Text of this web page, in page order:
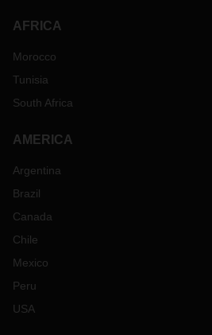
AFRICA
Morocco
Tunisia
South Africa
AMERICA
Argentina
Brazil
Canada
Chile
Mexico
Peru
USA